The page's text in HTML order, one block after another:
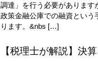
調達」を行う必要があります
政策金融公庫での融資という
ります。&nbs […]
【税理士が解説】決